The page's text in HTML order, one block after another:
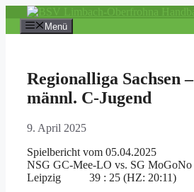
Inhalt
springen
Menü
Regionalliga Sachsen –
männl. C-Jugend
9. April 2025
Spielbericht vom 05.04.2025
NSG GC-Mee-LO vs. SG MoGoNo
Leipzig 39 : 25 (HZ: 20:11)